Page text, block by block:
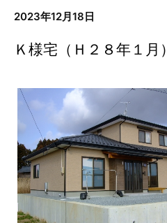
2023年12月18日
Ｋ様宅（Ｈ２８年１月）